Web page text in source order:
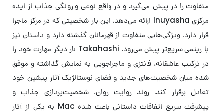
متفاوت را در پیش می‌گیرد و در واقع نوعی وارونگی جذاب از ایده
مرکزی Inuyasha ارائه می‌دهد. این بار شخصیتی که در مرکز ماجرا
قرار دارد، ویژگی‌هایی متفاوت از قهرمانان گذشته دارد و داستان نیز
با ریتمی سریع‌تر پیش می‌رود. Takahashi بار دیگر مهارت خود را
در ترکیب عاشقانه، فانتزی و ماجراجویی به نمایش گذاشته و موفق
شده میان شخصیت‌های جدید و فضای نوستالژیک آثار پیشین خود
تعادل برقرار کند. روند روایت روان، شخصیت‌پردازی جذاب و
پیشرفت سریع اتفاقات داستانی باعث شده Mao به یکی از آثار